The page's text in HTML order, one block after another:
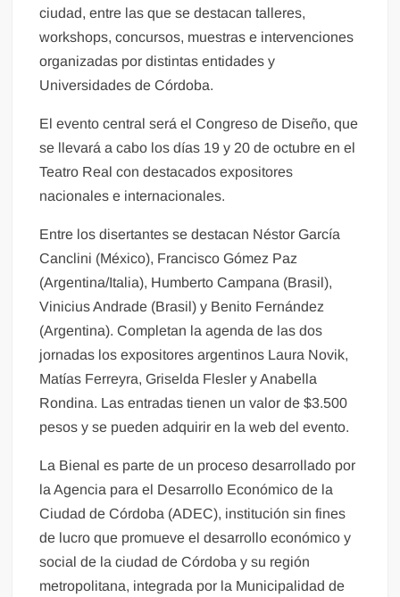
ciudad, entre las que se destacan talleres,
workshops, concursos, muestras e intervenciones
organizadas por distintas entidades y
Universidades de Córdoba.
El evento central será el Congreso de Diseño, que
se llevará a cabo los días 19 y 20 de octubre en el
Teatro Real con destacados expositores
nacionales e internacionales.
Entre los disertantes se destacan Néstor García
Canclini (México), Francisco Gómez Paz
(Argentina/Italia), Humberto Campana (Brasil),
Vinicius Andrade (Brasil) y Benito Fernández
(Argentina). Completan la agenda de las dos
jornadas los expositores argentinos Laura Novik,
Matías Ferreyra, Griselda Flesler y Anabella
Rondina. Las entradas tienen un valor de $3.500
pesos y se pueden adquirir en la web del evento.
La Bienal es parte de un proceso desarrollado por
la Agencia para el Desarrollo Económico de la
Ciudad de Córdoba (ADEC), institución sin fines
de lucro que promueve el desarrollo económico y
social de la ciudad de Córdoba y su región
metropolitana, integrada por la Municipalidad de